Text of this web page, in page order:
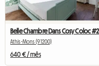
Belle Chambre Dans Cosy Coloc #2
Athis-Mons (91200)
640 € / mês